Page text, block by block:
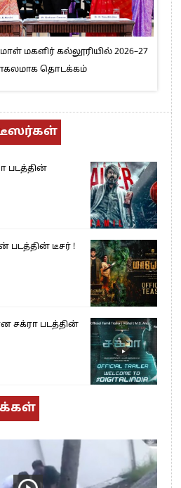
மகளிர் கல்லூரியில் 2026–27
தொடக்கம்
டீஸர்கள்
படத்தின்
படத்தின் டீசர் !
சக்ரா படத்தின்